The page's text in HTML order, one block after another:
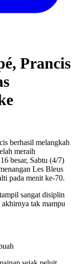
Prancis
berhasil melangkah
meraih
besar, Sabtu (4/7)
Les Bleus
pada menit ke-70.
sangat disiplin
akhirnya tak mampu